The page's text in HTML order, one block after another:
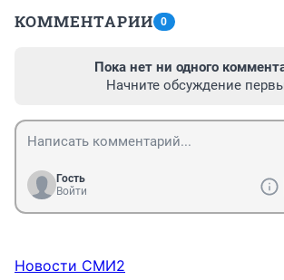
КОММЕНТАРИИ 0
Пока нет ни одного
Начните обсуждение
Гость
Войти
Новости СМИ2